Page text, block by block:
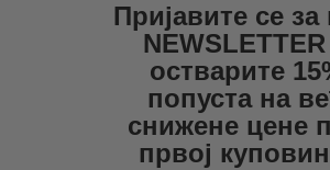
Пријавите се
остварите
попуста на
снижене цене
првој